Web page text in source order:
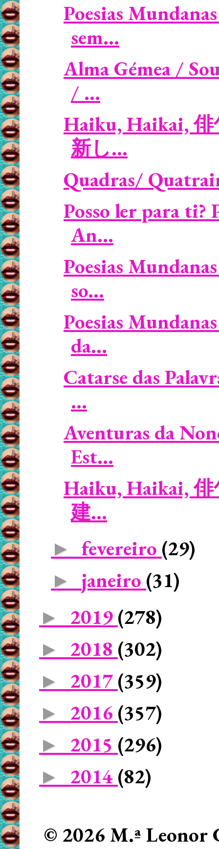
Poesias
sem...
Alma Gémea /
/ ...
Haiku, Haikai, 俳
新し...
Quadras/
Posso ler para ti?
An...
Poesias
so...
Poesias
da...
Catarse das
...
Aventuras da
Est...
Haiku, Haikai, 俳
建...
► fevereiro (29)
► janeiro (31)
► 2019 (278)
► 2018 (302)
► 2017 (359)
► 2016 (357)
► 2015 (296)
► 2014 (82)
© 2026 M.ª Leonor